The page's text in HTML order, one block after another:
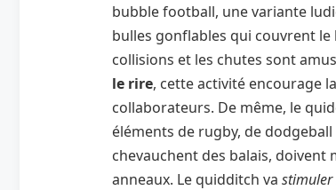
bubble football, une variante
bulles gonflables qui couvrent
collisions et les chutes sont
le rire, cette activité encourage
collaborateurs. De même, le
éléments de rugby, de
chevauchent des balais, doivent
anneaux. Le quidditch va stimuler